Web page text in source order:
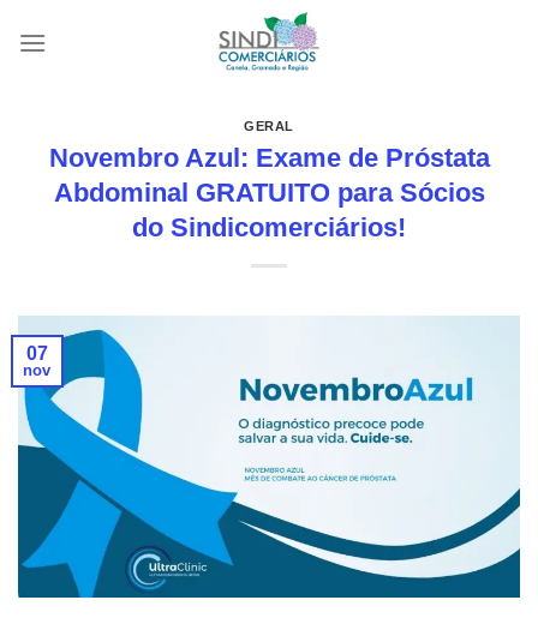
GERAL
Novembro Azul: Exame de Próstata
Abdominal GRATUITO para Sócios
do Sindicomerciários!
07
nov